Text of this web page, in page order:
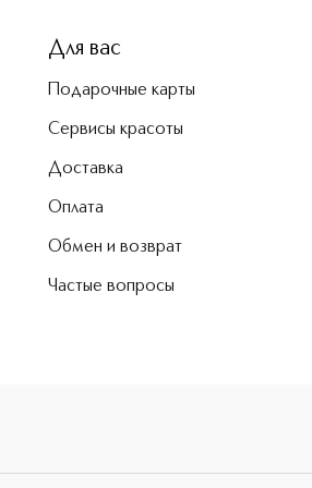
Для вас
Подарочные карты
Сервисы красоты
Доставка
Оплата
Обмен и возврат
Частые вопросы